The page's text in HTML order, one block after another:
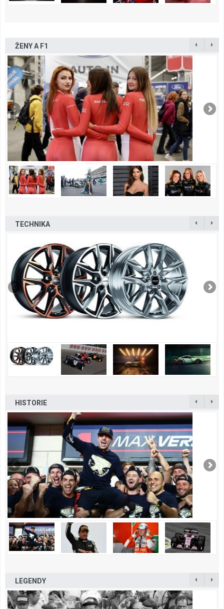
ŽENY A F1
TECHNIKA
HISTORIE
LEGENDY